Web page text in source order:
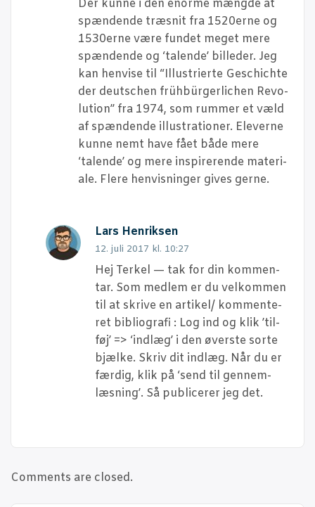
Der kun­ne i den enor­me mæng­de at
spæn­den­de træsnit fra 1520erne og
1530erne være fun­det meget mere
spæn­den­de og ‘talen­de’ bil­le­der. Jeg
kan hen­vi­se til “Illu­stri­er­te Ges­chi­ch­te
der deut­schen frühbür­ger­li­chen Revo­
lu­tion” fra 1974, som rum­mer et væld
af spæn­den­de illu­stra­tio­ner. Ele­ver­ne
kun­ne nemt have fået både mere
‘talen­de’ og mere inspi­re­ren­de mate­ri­
a­le. Fle­re hen­vis­nin­ger gives gerne.
Lars Henriksen
12. juli 2017 kl. 10:27
Hej Ter­kel — tak for din kom­men­
tar. Som med­lem er du vel­kom­men
til at skri­ve en artikel/ kom­men­te­
ret bibli­o­gra­fi : Log ind og klik ’til­
føj’ => ‘ind­læg’ i den øver­ste sor­te
bjæl­ke. Skriv dit ind­læg. Når du er
fær­dig, klik på ‘send til gen­nem­
læs­ning’. Så publi­ce­rer jeg det.
Comments are closed.